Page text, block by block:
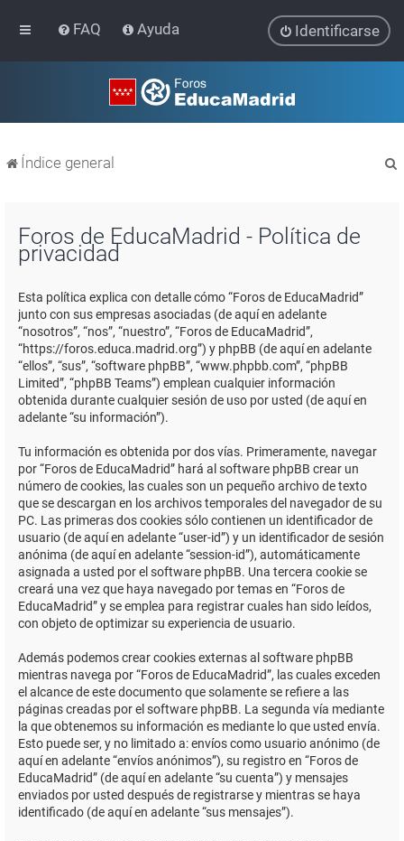
FAQ Ayuda Identificarse
Índice general
Foros de EducaMadrid - Política de
privacidad
Esta política explica con detalle cómo “Foros de EducaMadrid”
junto con sus empresas asociadas (de aquí en adelante
“nosotros”, “nos”, “nuestro”, “Foros de EducaMadrid”,
“https://foros.educa.madrid.org”) y phpBB (de aquí en adelante
“ellos”, “sus”, “software phpBB”, “www.phpbb.com”, “phpBB
Limited”, “phpBB Teams”) emplean cualquier información
obtenida durante cualquier sesión de uso por usted (de aquí en
adelante “su información”).
Tu información es obtenida por dos vías. Primeramente, navegar
por “Foros de EducaMadrid” hará al software phpBB crear un
número de cookies, las cuales son un pequeño archivo de texto
que se descargan en los archivos temporales del navegador de su
PC. Las primeras dos cookies sólo contienen un identificador de
usuario (de aquí en adelante “user-id”) y un identificador de sesión
anónima (de aquí en adelante “session-id”), automáticamente
asignada a usted por el software phpBB. Una tercera cookie se
creará una vez que haya navegado por temas en “Foros de
EducaMadrid” y se emplea para registrar cuales han sido leídos,
con objeto de optimizar su experiencia de usuario.
Además podemos crear cookies externas al software phpBB
mientras navega por “Foros de EducaMadrid”, las cuales exceden
el alcance de este documento que solamente se refiere a las
páginas creadas por el software phpBB. La segunda vía mediante
la que obtenemos su información es mediante lo que usted envía.
Esto puede ser, y no limitado a: envíos como usuario anónimo (de
aquí en adelante “envíos anónimos”), su registro en “Foros de
EducaMadrid” (de aquí en adelante “su cuenta”) y mensajes
enviados por usted después de registrarse y mientras se haya
identificado (de aquí en adelante “sus mensajes”).